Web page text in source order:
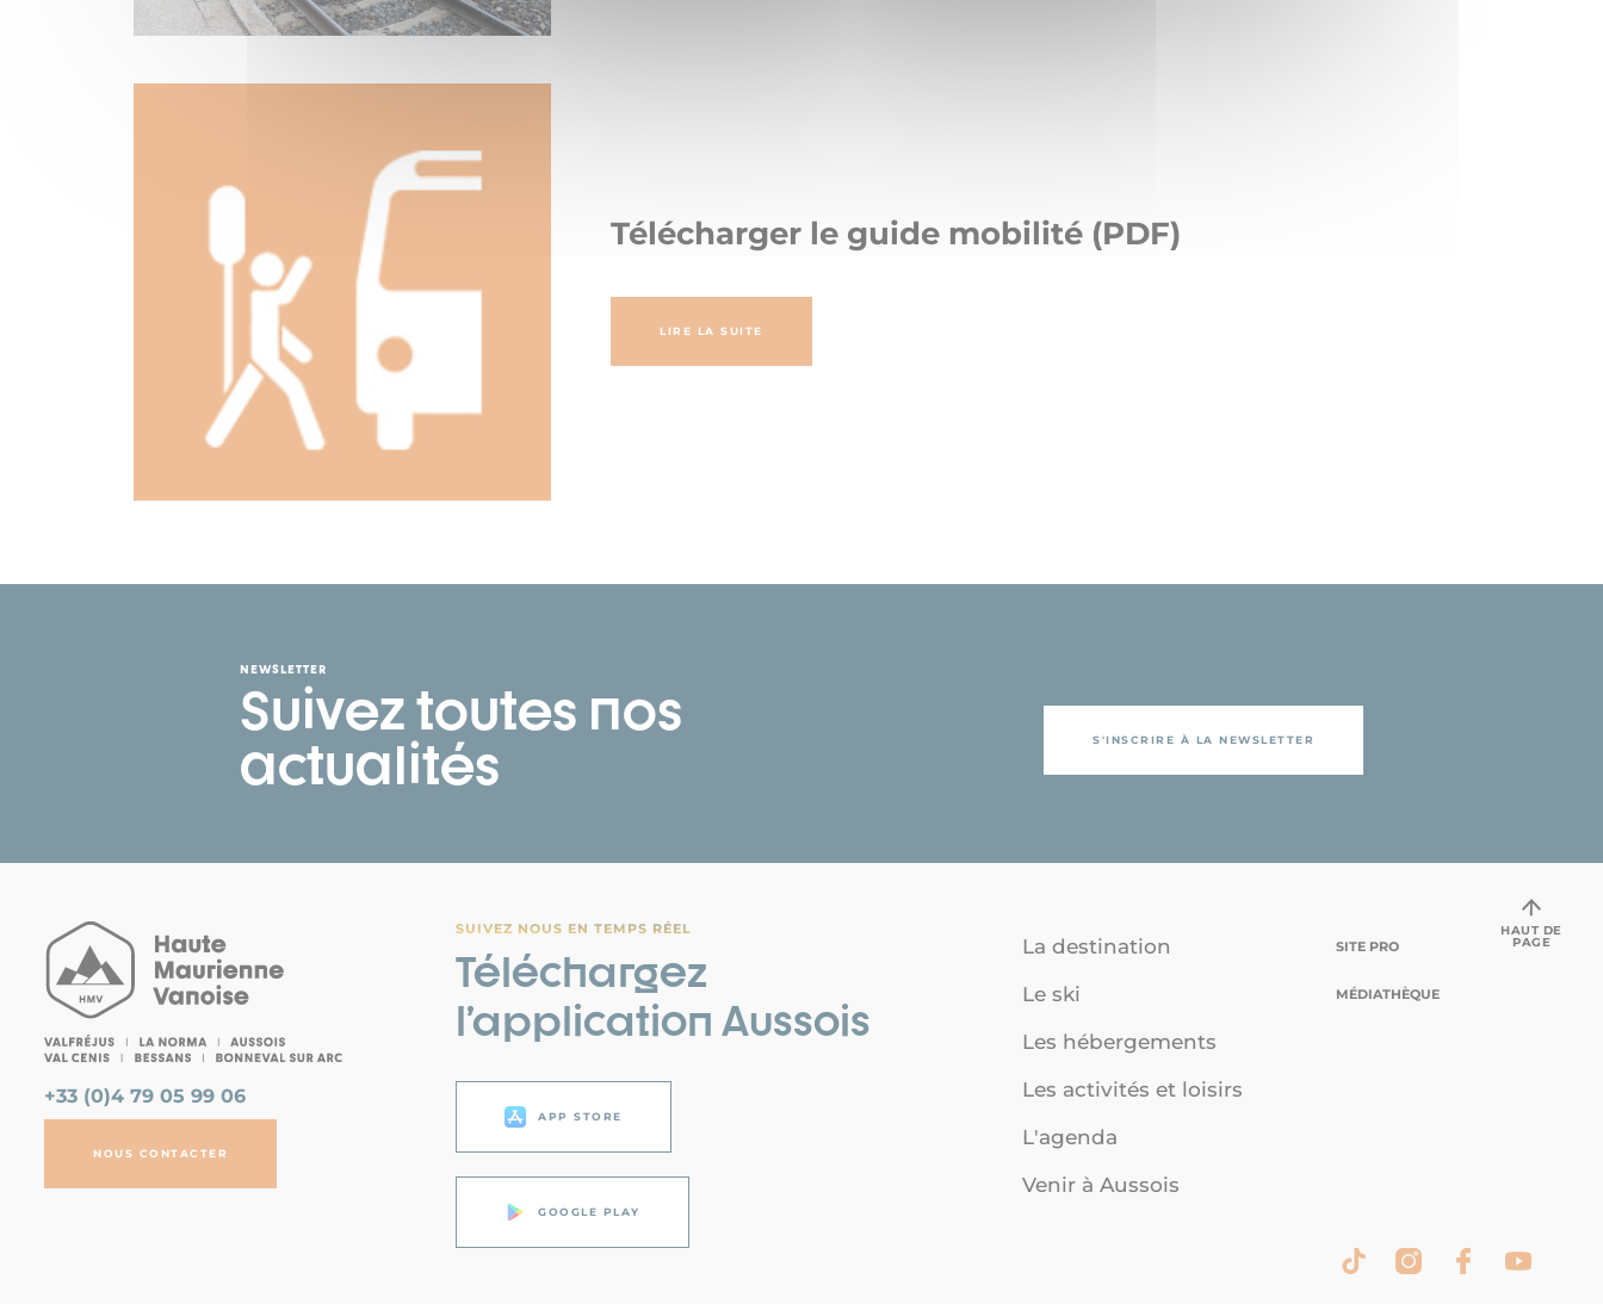
Télécharger le guide mobilité (PDF)
LIRE LA SUITE
NEWSLETTER
Suivez toutes nos
actualités
S'INSCRIRE À LA NEWSLETTER
+33 (0)4 79 05 99 06
NOUS CONTACTER
SUIVEZ NOUS EN TEMPS RÉEL
Téléchargez
l’application Aussois
APP STORE
GOOGLE PLAY
La destination
Le ski
Les hébergements
Les activités et loisirs
L'agenda
Venir à Aussois
SITE PRO
MÉDIATHÈQUE
HAUT DE
PAGE